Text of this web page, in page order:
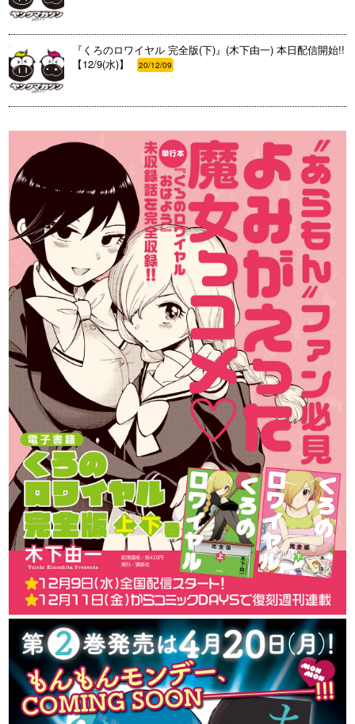
『くろのロワイヤル 完全版(下)』(木下由一) 本日配信開始!!
【12/9(水)】
20/12/09